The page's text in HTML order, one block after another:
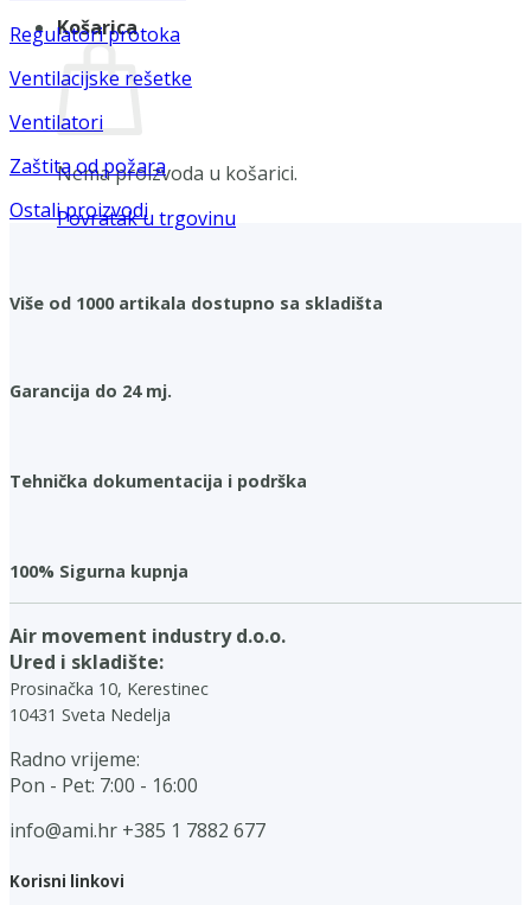
Košarica
Nema proizvoda u košarici.
Povratak u trgovinu
Regulatori protoka
Ventilacijske rešetke
Ventilatori
Zaštita od požara
Ostali proizvodi
Više od 1000 artikala dostupno sa skladišta
Garancija do 24 mj.
Tehnička dokumentacija i podrška
100% Sigurna kupnja
Air movement industry d.o.o.
Ured i skladište:
Prosinačka 10, Kerestinec
10431 Sveta Nedelja
Radno vrijeme:
Pon - Pet: 7:00 - 16:00
info@ami.hr +385 1 7882 677
Korisni linkovi